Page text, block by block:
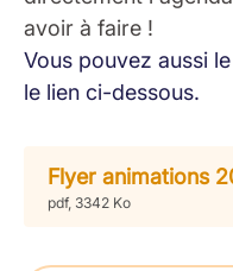
avoir à faire !
Vous pouvez aussi
le lien ci-dessous.
Flyer animations
pdf, 3342 Ko